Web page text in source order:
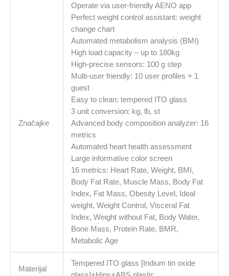
Značajke
Operate via user-friendly AENO app
Perfect weight сontrol assistant: weight
change chart
Automated metabolism analysis (BMI)
High load capacity – up to 180kg
High-precise sensors: 100 g step
Multi-user friendly: 10 user profiles + 1
guest
Easy to clean: tempered ITO glass
3 unit conversion: kg, lb, st
Advanced body composition analyzer: 16
metrics
Automated heart health assessment
Large informative color screen
16 metrics: Heart Rate, Weight, BMI,
Body Fat Rate, Muscle Mass, Body Fat
Index, Fat Mass, Obesity Level, Ideal
weight, Weight Control, Visceral Fat
Index, Weight without Fat, Body Water,
Bone Mass, Protein Rate, BMR,
Metabolic Age
Materijal
Tempered ITO glass [Indium tin oxide